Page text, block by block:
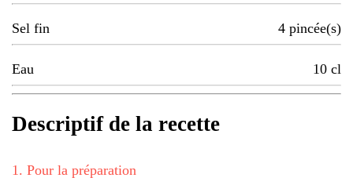
Sel fin 4 pincée(s)
Eau 10 cl
Descriptif de la recette
1 . Pour la préparation